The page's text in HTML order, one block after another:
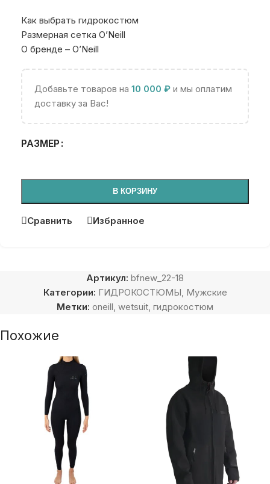
Как выбрать гидрокостюм
Размерная сетка O’Neill
О бренде – O’Neill
Добавьте товаров на 10 000 ₽ и мы оплатим
доставку за Вас!
РАЗМЕР
В КОРЗИНУ
Сравнить Избранное
Артикул: bfnew_22-18
Категории: ГИДРОКОСТЮМЫ, Мужские
Метки: oneill, wetsuit, гидрокостюм
Похожие